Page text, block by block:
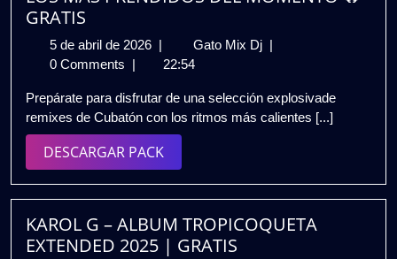
GRATIS
5 de abril de 2026 5
de
de
2026
Gato Mix Dj CUBATON
2026
🚨
|
LOS
MAS
0 Comments
22:54
Prepárate para disfrutar de una selección explosivade
remixes de Cubatón con los ritmos más calientes [...]
DESCARGAR PACKDESCARGAR
PACK
KAROL G – ALBUM TROPICOQUETA
EXTENDED 2025 | GRATIS